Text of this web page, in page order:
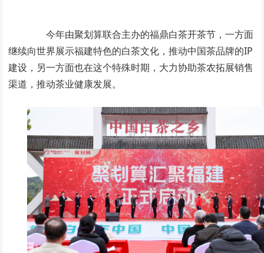
今年由聚划算联合主办的福鼎白茶开茶节，一方面
继续向世界展示福建特色的白茶文化，推动中国茶品牌的IP
建设，另一方面也在这个特殊时期，大力协助茶农拓展销售
渠道，推动茶业健康发展。